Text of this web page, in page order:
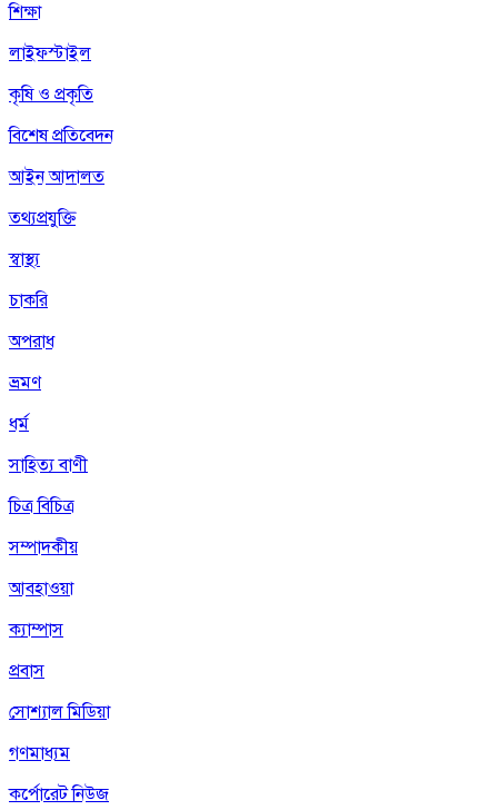
শিক্ষা
লাইফস্টাইল
কৃষি ও প্রকৃতি
বিশেষ প্রতিবেদন
আইন আদালত
তথ্যপ্রযুক্তি
স্বাস্থ্য
চাকরি
অপরাধ
ভ্রমণ
ধর্ম
সাহিত্য বাণী
চিত্র বিচিত্র
সম্পাদকীয়
আবহাওয়া
ক্যাম্পাস
প্রবাস
সোশ্যাল মিডিয়া
গণমাধ্যম
কর্পোরেট নিউজ